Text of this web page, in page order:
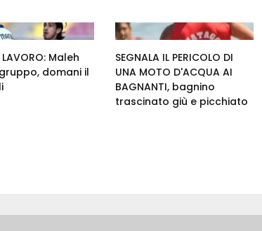
LAVORO: Maleh
domani il
SEGNALA IL PERICOLO DI
UNA MOTO D'ACQUA AI
BAGNANTI, bagnino
trascinato giù e picchiato